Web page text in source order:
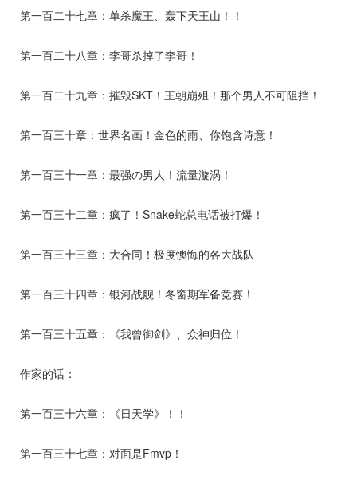
第一百二十七章：单杀魔王、轰下天王山！！
第一百二十八章：李哥杀掉了李哥！
第一百二十九章：摧毁SKT！王朝崩殂！那个男人不可阻挡！
第一百三十章：世界名画！金色的雨、你饱含诗意！
第一百三十一章：最强の男人！流量漩涡！
第一百三十二章：疯了！Snake蛇总电话被打爆！
第一百三十三章：大合同！极度懊悔的各大战队
第一百三十四章：银河战舰！冬窗期军备竞赛！
第一百三十五章：《我曾御剑》、众神归位！
作家的话：
第一百三十六章：《日天学》！！
第一百三十七章：对面是Fmvp！